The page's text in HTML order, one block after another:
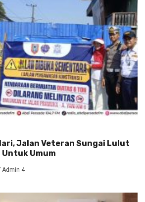
Jalan Veteran Sungai Lulut
Untuk Umum
Admin 4